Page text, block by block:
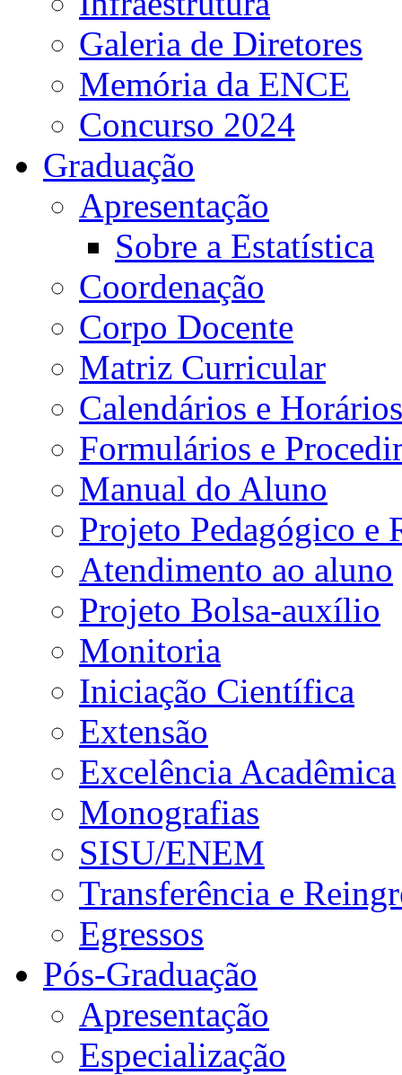
Galeria de Diretores
Memória da ENCE
Concurso 2024
Graduação
Apresentação
Sobre a Estatística
Coordenação
Corpo Docente
Matriz Curricular
Calendários e Horários
Formulários e
Manual do Aluno
Projeto Pedagógico e
Atendimento ao aluno
Projeto Bolsa-auxílio
Monitoria
Iniciação Científica
Extensão
Excelência Acadêmica
Monografias
SISU/ENEM
Transferência e
Egressos
Pós-Graduação
Apresentação
Especialização